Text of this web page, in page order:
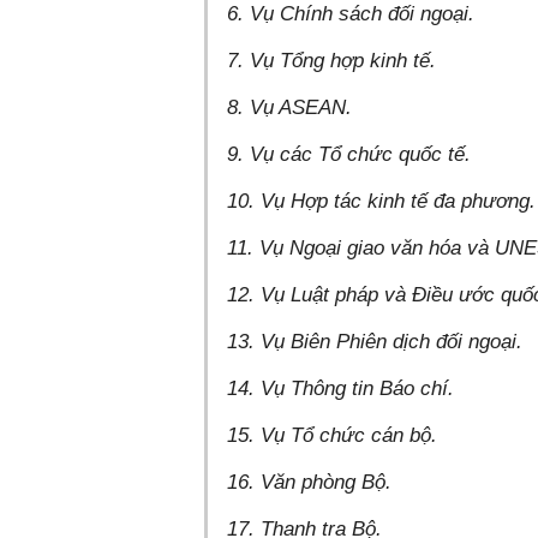
6. Vụ Chính sách đối ngoại.
7. Vụ Tổng hợp kinh tế.
8. Vụ ASEAN.
9. Vụ các Tổ chức quốc tế.
10. Vụ Hợp tác kinh tế đa phương.
11. Vụ Ngoại giao văn hóa và
12. Vụ Luật pháp và Điều ước
13. Vụ Biên Phiên dịch đối ngoại.
14. Vụ Thông tin Báo chí.
15. Vụ Tổ chức cán bộ.
16. Văn phòng Bộ.
17. Thanh tra Bộ.